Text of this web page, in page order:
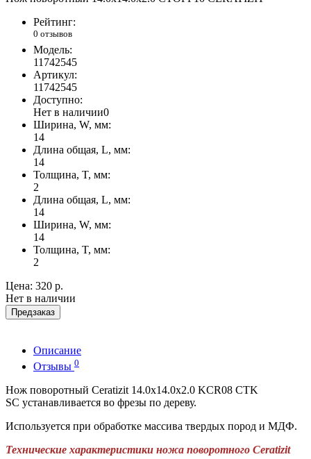
Рейтинг:
0 отзывов
Модель:
11742545
Артикул:
11742545
Доступно:
Нет в наличии0
Ширина, W, мм:
14
Длина общая, L, мм:
14
Толщина, T, мм:
2
Длина общая, L, мм:
14
Ширина, W, мм:
14
Толщина, T, мм:
2
Цена: 320 р.
Нет в наличии
Предзаказ
Описание
Отзывы 0
Нож поворотный Ceratizit 14.0x14.0x2.0 KCR08 CTK
SC устанавливается во фрезы по дереву.
Используется при обработке массива твердых пород и МДФ.
Технические характеристики ножа поворотного Ceratizit